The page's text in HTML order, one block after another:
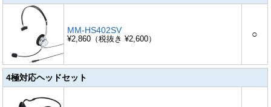
MM-HS402SV
¥2,860（税抜き ¥2,600） ○
4極対応ヘッドセット